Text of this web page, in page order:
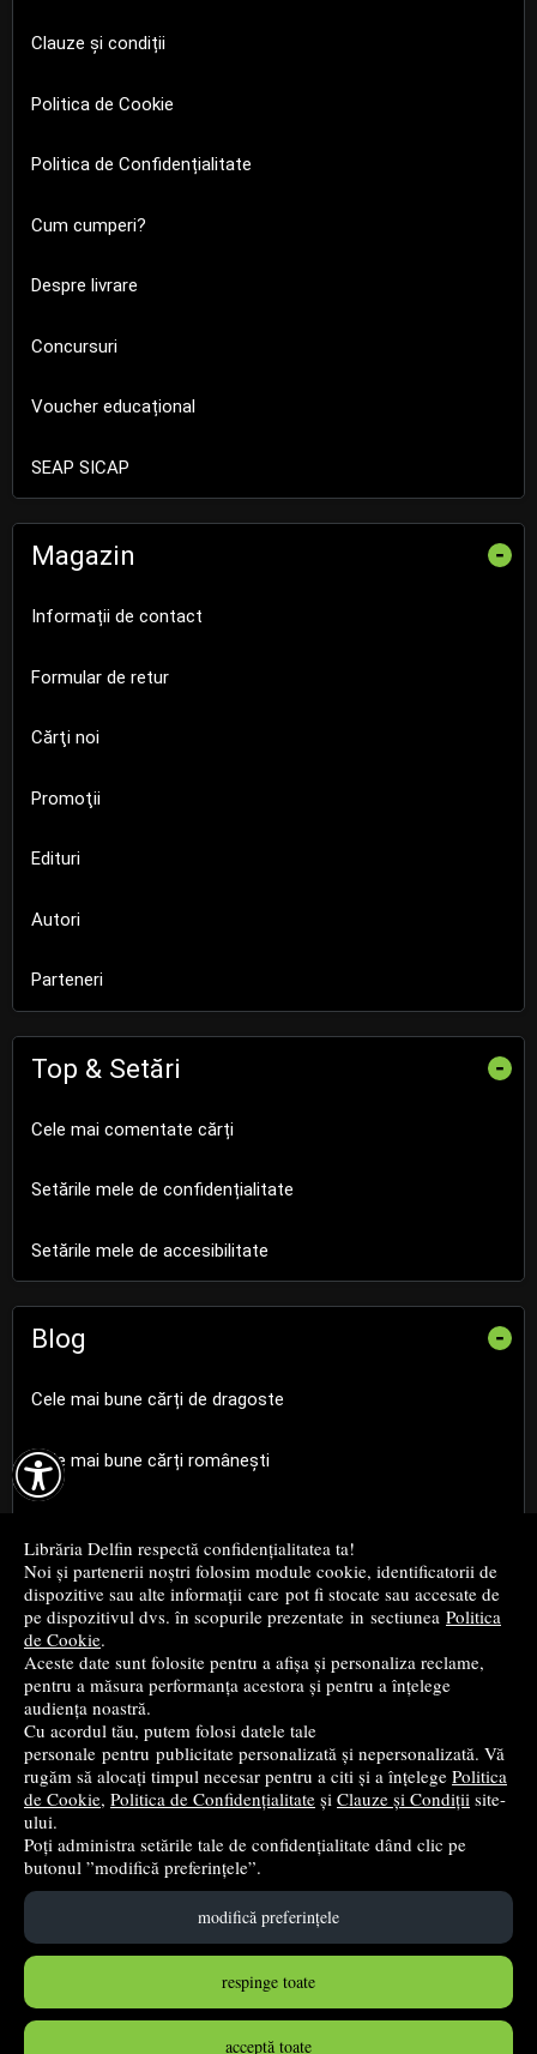

Librăria Delfin respectă confidențialitatea ta!
Noi și partenerii noștri folosim module cookie, identificatorii de
dispozitive sau alte informații care pot fi stocate sau accesate de
pe dispozitivul dvs. în scopurile prezentate in sectiunea Politica
de Cookie.
Aceste date sunt folosite pentru a afișa și personaliza reclame,
pentru a măsura performanța acestora și pentru a înțelege
audiența noastră.
Cu acordul tău, putem folosi datele tale
personale pentru publicitate personalizată și nepersonalizată. Vă
rugăm să alocați timpul necesar pentru a citi și a înțelege Politica
de Cookie, Politica de Confidențialitate și Clauze și Condiții site-
ului.
Poți administra setările tale de confidențialitate dând clic pe
butonul ”modifică preferințele”.
modifică preferințele
respinge toate
acceptă toate
Clauze și condiții
Politica de Cookie
Politica de Confidențialitate
Cum cumperi?
Despre livrare
Concursuri
Voucher educațional
SEAP SICAP
Magazin -
Informații de contact
Formular de retur
Cărţi noi
Promoţii
Edituri
Autori
Parteneri
Top & Setări -
Cele mai comentate cărți
Setările mele de confidențialitate
Setările mele de accesibilitate
Blog -
Cele mai bune cărți de dragoste
Cele mai bune cărți românești
Cele mai bune cărți de istorie
Top cărți beletristică
...toate știrile
© 2004 - 2026 Grup DZC SRL
Magazin onlinecreat de Vital Soft
Created in 0.1011 sec